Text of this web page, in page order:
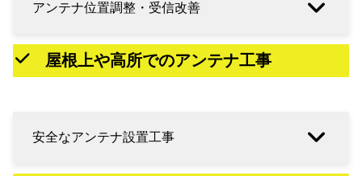
アンテナ位置調整・受信改善
屋根上や高所でのアンテナ工事
安全なアンテナ設置工事